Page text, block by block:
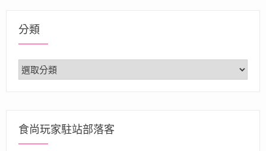
分類
分
類
食尚玩家駐站部落客